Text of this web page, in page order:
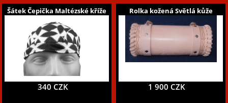
Šátek Čepička Maltézské kříže
340 CZK
Rolka kožená Světlá kůže
1 900 CZK